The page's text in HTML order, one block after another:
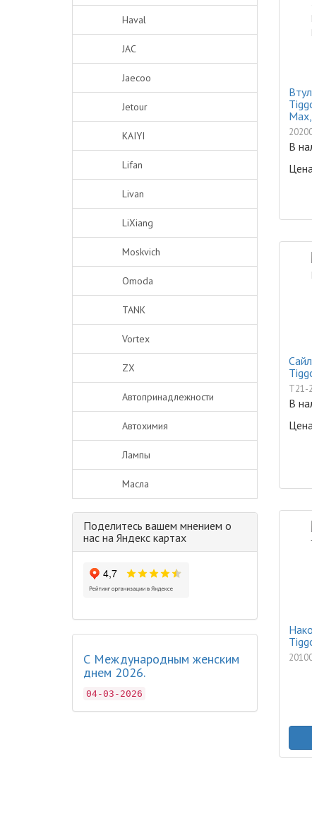
Haval
JAC
Jaecoo
Jetour
KAIYI
Lifan
Livan
LiXiang
Moskvich
Omoda
TANK
Vortex
ZX
Автопринадлежности
Автохимия
Лампы
Масла
Поделитесь вашем мнением о
нас на Яндекс картах
С Международным женским
днем 2026.
04-03-2026
В
T21-
В